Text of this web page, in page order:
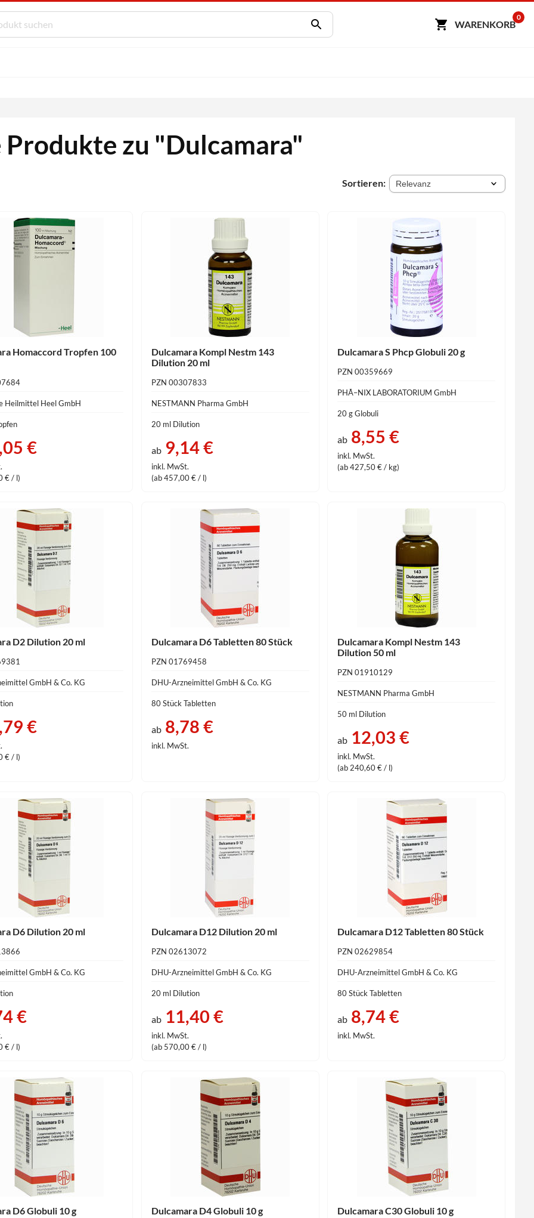
WARENKORB
0
zu "Dulcamara"
Sortieren:
Homaccord Tropfen 100
Heilmittel Heel GmbH
€
€ / l)
Dulcamara Kompl Nestm 143
Dilution 20 ml
PZN 00307833
NESTMANN Pharma GmbH
20 ml Dilution
ab9,14 €
inkl. MwSt.
(ab 457,00 € / l)
Dulcamara S Phcp Globuli 20 g
PZN 00359669
PHÃ–NIX LABORATORIUM GmbH
20 g Globuli
ab 8,55 €
inkl. MwSt.
(ab 427,50 € / kg)
D2 Dilution 20 ml
GmbH & Co. KG
€
€ / l)
Dulcamara D6 Tabletten 80 Stück
PZN 01769458
DHU-Arzneimittel GmbH & Co. KG
80 Stück Tabletten
ab8,78 €
inkl. MwSt.
Dulcamara Kompl Nestm 143
Dilution 50 ml
PZN 01910129
NESTMANN Pharma GmbH
50 ml Dilution
ab 12,03 €
inkl. MwSt.
(ab 240,60 € / l)
D6 Dilution 20 ml
GmbH & Co. KG
€
€ / l)
Dulcamara D12 Dilution 20 ml
PZN 02613072
DHU-Arzneimittel GmbH & Co. KG
20 ml Dilution
ab11,40 €
inkl. MwSt.
(ab 570,00 € / l)
Dulcamara D12 Tabletten 80 Stück
PZN 02629854
DHU-Arzneimittel GmbH & Co. KG
80 Stück Tabletten
ab 8,74 €
inkl. MwSt.
D6 Globuli 10 g Dulcamara D4 Globuli 10 g Dulcamara C30 Globuli 10 g